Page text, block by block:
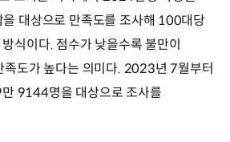
대상으로 만족도를 조사해 100대당
식이다. 점수가 낮을수록 불만이
족도가 높다는 의미다. 2023년 7월부터
9144명을 대상으로 조사를